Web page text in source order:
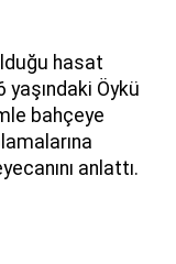
hasat
Öykü
bahçeye
anlattı.